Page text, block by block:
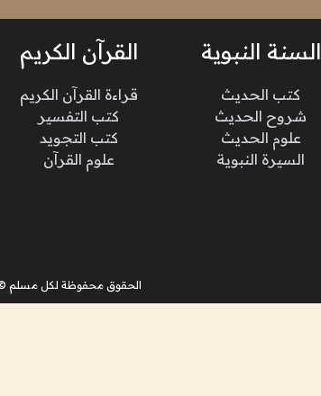
السنة النبوية
كتب الحديث
شروح الحديث
علوم الحديث
السيرة النبوية
القرآن الكريم
قراءة القرآن الكريم
كتب التفسير
كتب التجويد
علوم القرآن
الحقوق محفوظة لكل مسلم